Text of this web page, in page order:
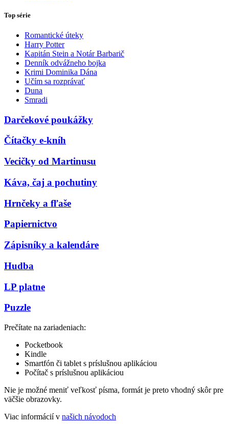
Top série
Romantické úteky
Harry Potter
Kapitán Stein a Notár Barbarič
Denník odvážneho bojka
Krimi Dominika Dána
Učím sa rozprávať
Duna
Smradi
Darčekové poukážky
Čítačky e-kníh
Vecičky od Martinusu
Káva, čaj a pochutiny
Hrnčeky a fľaše
Papiernictvo
Zápisníky a kalendáre
Hudba
LP platne
Puzzle
Prečítate na zariadeniach:
Pocketbook
Kindle
Smartfón či tablet s príslušnou aplikáciou
Počítač s príslušnou aplikáciou
Nie je možné meniť veľkosť písma, formát je preto vhodný skôr pre
väčšie obrazovky.
Viac informácií v našich návodoch